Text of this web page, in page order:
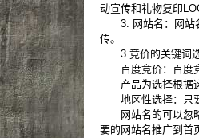
动宣传和礼物复印
3. 网站名：网站名
传。
3.竞价的关键词
百度竞价：百度竞
产品为选择根据这
地区性选择：只要
网站名的可以忽略
要的网站名推广到首